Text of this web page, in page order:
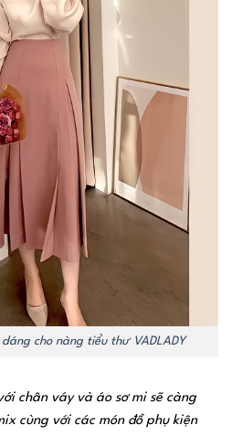
cho nàng tiểu thư VADLADY
chân váy và áo sơ mi sẽ càng
cùng với các món đồ phụ kiện